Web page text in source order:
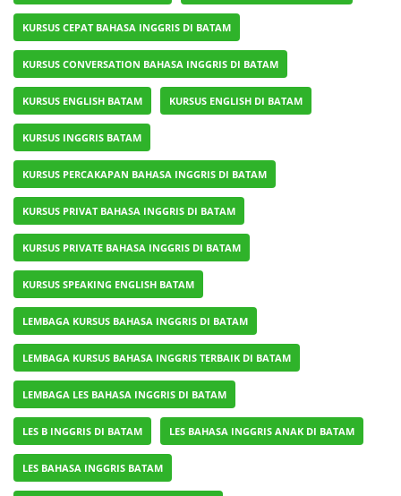
KURSUS CEPAT BAHASA INGGRIS DI BATAM
KURSUS CONVERSATION BAHASA INGGRIS DI BATAM
KURSUS ENGLISH BATAM KURSUS ENGLISH DI BATAM
KURSUS INGGRIS BATAM
KURSUS PERCAKAPAN BAHASA INGGRIS DI BATAM
KURSUS PRIVAT BAHASA INGGRIS DI BATAM
KURSUS PRIVATE BAHASA INGGRIS DI BATAM
KURSUS SPEAKING ENGLISH BATAM
LEMBAGA KURSUS BAHASA INGGRIS DI BATAM
LEMBAGA KURSUS BAHASA INGGRIS TERBAIK DI BATAM
LEMBAGA LES BAHASA INGGRIS DI BATAM
LES B INGGRIS DI BATAM LES BAHASA INGGRIS ANAK DI BATAM
LES BAHASA INGGRIS BATAM